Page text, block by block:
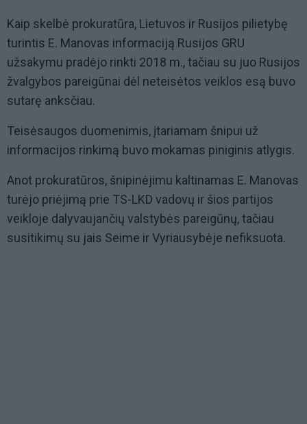
Kaip skelbė prokuratūra, Lietuvos ir Rusijos pilietybę
turintis E. Manovas informaciją Rusijos GRU
užsakymu pradėjo rinkti 2018 m., tačiau su juo Rusijos
žvalgybos pareigūnai dėl neteisėtos veiklos esą buvo
sutarę anksčiau.
Teisėsaugos duomenimis, įtariamam šnipui už
informacijos rinkimą buvo mokamas piniginis atlygis.
Anot prokuratūros, šnipinėjimu kaltinamas E. Manovas
turėjo priėjimą prie TS-LKD vadovų ir šios partijos
veikloje dalyvaujančių valstybės pareigūnų, tačiau
susitikimų su jais Seime ir Vyriausybėje nefiksuota.